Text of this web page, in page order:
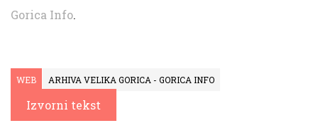
Gorica Info.
WEB ARHIVA VELIKA GORICA - GORICA INFO
Izvorni tekst